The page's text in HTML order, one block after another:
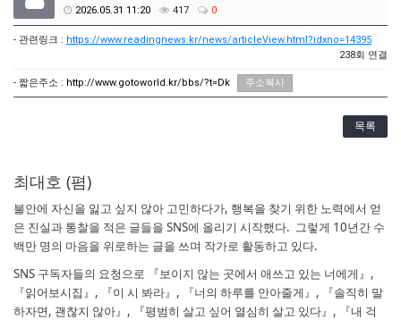
2026.05.31 11:20 417 0
- 관련링크 : https://www.readingnews.kr/news/articleView.html?idxno=14395
238회 연결
- 짧은주소 : http://www.gotoworld.kr/bbs/?t=Dk 주소복사
목록
최대호 (폄)
불안에 자신을 잃고 싶지 않아 고민하다가, 행복을 찾기 위한 노력에서 얻
은 진실과 통찰을 적은 글들을 SNS에 올리기 시작했다. 그렇게 10년간 수
백만 명의 마음을 위로하는 글을 쓰며 작가로 활동하고 있다.
SNS 구독자들의 요청으로 『보이지 않는 곳에서 애쓰고 있는 너에게』,
『읽어보시집』, 『이 시 봐라』, 『너의 하루를 안아줄게』, 『솔직히 말
하자면, 괜찮지 않아』, 『평범히 살고 싶어 열심히 살고 있다』, 『내 걱